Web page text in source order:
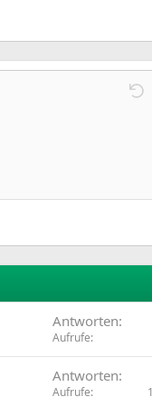
Antworten
Aufrufe
Antworten
Aufrufe